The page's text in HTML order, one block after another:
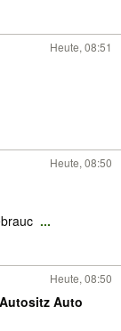
Heute, 08:51
Heute, 08:50
...
Heute, 08:50
Auto